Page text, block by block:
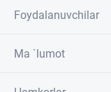
Foydalanuvchilar
Ma `lumot